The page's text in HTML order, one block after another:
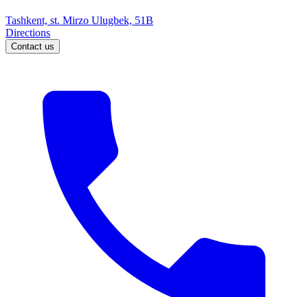
Tashkent, st. Mirzo Ulugbek, 51B
Directions
Contact us